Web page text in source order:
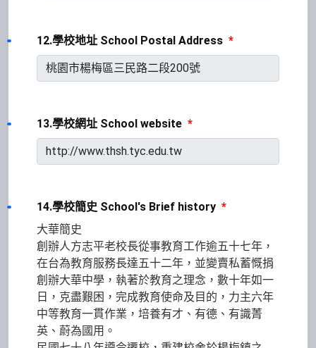
12.學校地址 School Postal Address *
13.學校網址 School website *
14.學校簡史 School's Brief history *
大華簡史
創辦人方志平老校長從事教育工作逾五十七年，
在台為教育服務長達五十二年，並變賣私蓄慨捐
創辦大華中學，執著於教育之理念，數十年如一
日，克盡艱困，完成教育使命及目的，力主六年
中等教育一貫作業，培養有才、有德、有識菁
英、蔚為國用。